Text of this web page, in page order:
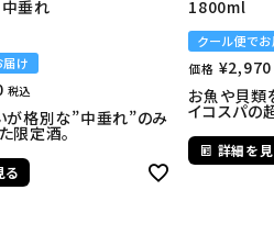
垂れ
届け
税込
が格別な”中垂れ”のみ
限定酒。
る
1800ml
クール便でお
価格 ¥2,970
お魚や貝類
イコスパの
詳細を